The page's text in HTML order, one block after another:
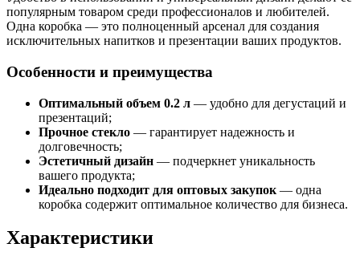
популярным товаром среди профессионалов и любителей.
Одна коробка — это полноценный арсенал для создания
исключительных напитков и презентации ваших продуктов.
Особенности и преимущества
Оптимальный объем 0.2 л — удобно для дегустаций и
презентаций;
Прочное стекло — гарантирует надежность и
долговечность;
Эстетичный дизайн — подчеркнет уникальность
вашего продукта;
Идеально подходит для оптовых закупок — одна
коробка содержит оптимальное количество для бизнеса.
Характеристики